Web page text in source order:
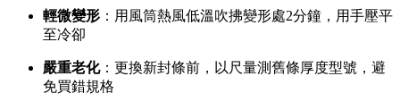
輕微變形 ：用風筒熱風低溫吹拂變形處2分鐘，用手壓平
至冷卻
嚴重老化：更換新封條前，以尺量測舊條厚度型號，避
免買錯規格